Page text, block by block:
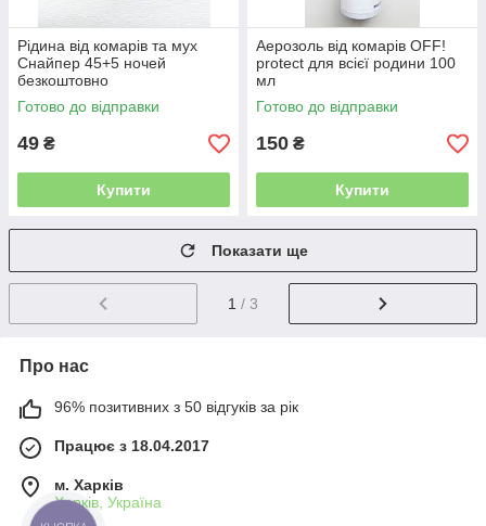
Рідина від комарів та мух
Снайпер 45+5 ночей
безкоштовно
Готово до відправки
49 ₴
Купити
Аерозоль від комарів OFF!
protect для всієї родини 100
мл
Готово до відправки
150 ₴
Купити
Показати ще
1 / 3
Про нас
96% позитивних з 50 відгуків за рік
Працює з 18.04.2017
м. Харків
Харків, Україна